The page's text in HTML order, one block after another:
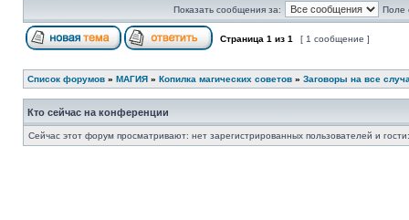
Показать сообщения за: Поле
Страница 1 из 1 [ 1 сообщение ]
Список форумов » МАГИЯ » Копилка магических советов » Заговоры на все
Кто сейчас на конференции
Сейчас этот форум просматривают: нет зарегистрированных пользователей и